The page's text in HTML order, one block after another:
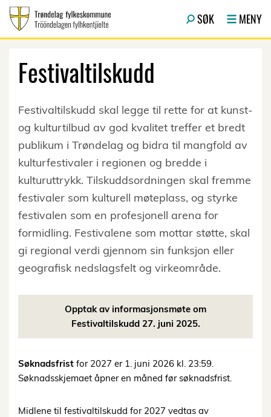
SØK MENY
Festivaltilskudd
Festivaltilskudd skal legge til rette for at kunst-
og kulturtilbud av god kvalitet treffer et bredt
publikum i Trøndelag og bidra til mangfold av
kulturfestivaler i regionen og bredde i
kulturuttrykk. Tilskuddsordningen skal fremme
festivaler som kulturell møteplass, og styrke
festivalen som en profesjonell arena for
formidling. Festivalene som mottar støtte, skal
gi regional verdi gjennom sin funksjon eller
geografisk nedslagsfelt og virkeområde.
Opptak av informasjonsmøte om
Festivaltilskudd 27. juni 2025.
Søknadsfrist for 2027 er 1. juni 2026 kl. 23:59.
Søknadsskjemaet åpner en måned før søknadsfrist.
Midlene til festivaltilskudd for 2027 vedtas av